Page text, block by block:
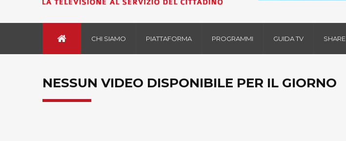
CHI SIAMO PIATTAFORMA PROGRAMMI GUIDA TV SHARE
NESSUN VIDEO DISPONIBILE PER IL GIORNO